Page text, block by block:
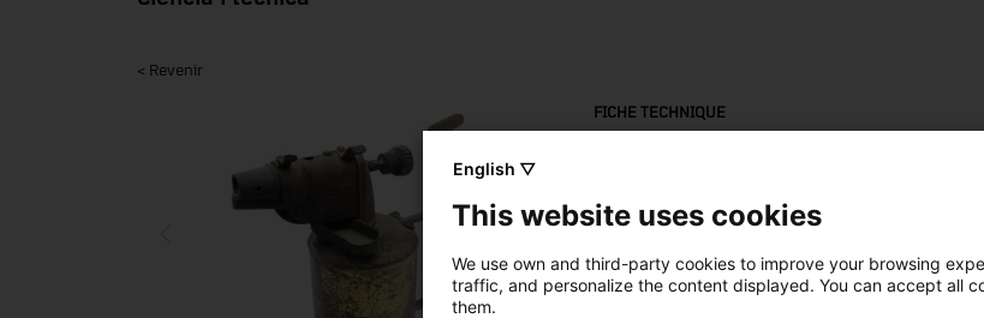
< Revenir
FICHE TECHNIQUE
18177 Dècada de 1930
English ▽
This website uses cookies
We use own and third-party cookies to improve your browsing
traffic, and personalize the content displayed. You can accept all
them.